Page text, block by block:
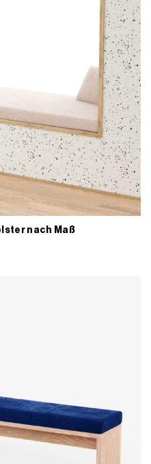
nach Maß